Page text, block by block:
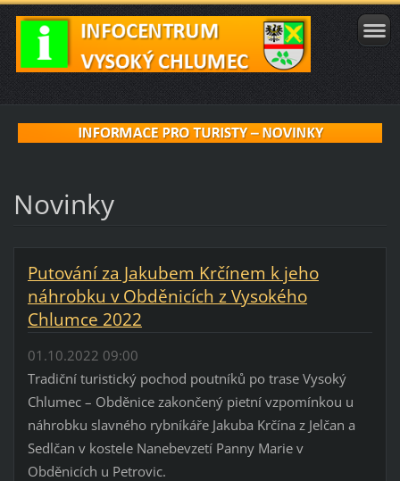
Novinky
Putování za Jakubem Krčínem k jeho
náhrobku v Obděnicích z Vysokého
Chlumce 2022
01.10.2022 09:00
Tradiční turistický pochod poutníků po trase Vysoký
Chlumec – Obděnice zakončený pietní vzpomínkou u
náhrobku slavného rybníkáře Jakuba Krčína z Jelčan a
Sedlčan v kostele Nanebevzetí Panny Marie v
Obděnicích u Petrovic.